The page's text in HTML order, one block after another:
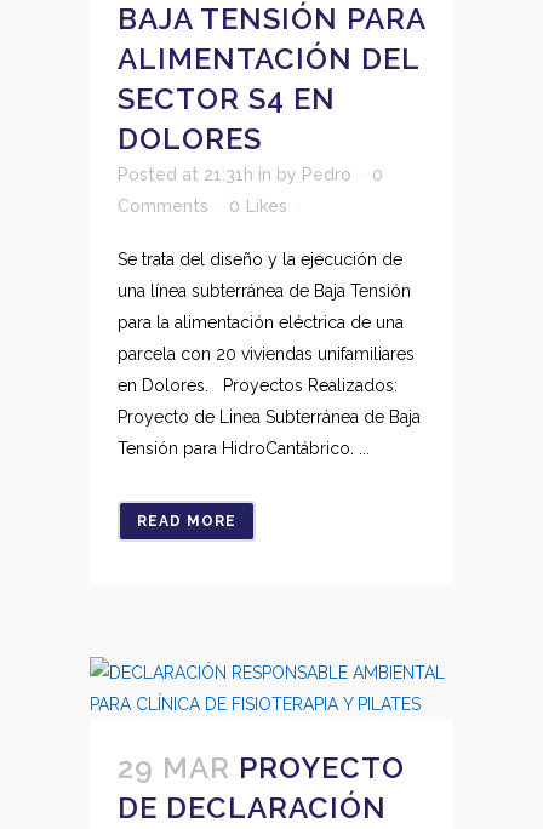
BAJA TENSIÓN PARA
ALIMENTACIÓN DEL
SECTOR S4 EN
DOLORES
Posted at 21:31h in by Pedro
0
Comments
0 Likes
Se trata del diseño y la ejecución de
una línea subterránea de Baja Tensión
para la alimentación eléctrica de una
parcela con 20 viviendas unifamiliares
en Dolores. Proyectos Realizados:
Proyecto de Linea Subterránea de Baja
Tensión para HidroCantábrico. ...
READ MORE
29 MAR PROYECTO
DE DECLARACIÓN